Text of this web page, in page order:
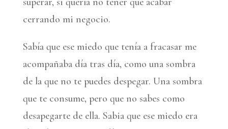
cerrando mi negocio.
Sabía que ese miedo que tenía a fracasar me
acompañaba día tras día, como una sombra
de la que no te puedes despegar. Una sombra
que te consume, pero que no sabes como
desapegarte de ella. Sabia que ese miedo era